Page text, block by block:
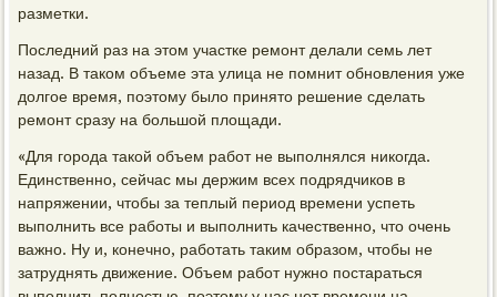
разметки.
Последний раз на этом участке ремонт делали семь лет
назад. В таком объеме эта улица не помнит обновления уже
долгое время, поэтому было принято решение сделать
ремонт сразу на большой площади.
«Для города такой объем работ не выполнялся никогда.
Единственно, сейчас мы держим всех подрядчиков в
напряжении, чтобы за теплый период времени успеть
выполнить все работы и выполнить качественно, что очень
важно. Ну и, конечно, работать таким образом, чтобы не
затруднять движение. Объем работ нужно постараться